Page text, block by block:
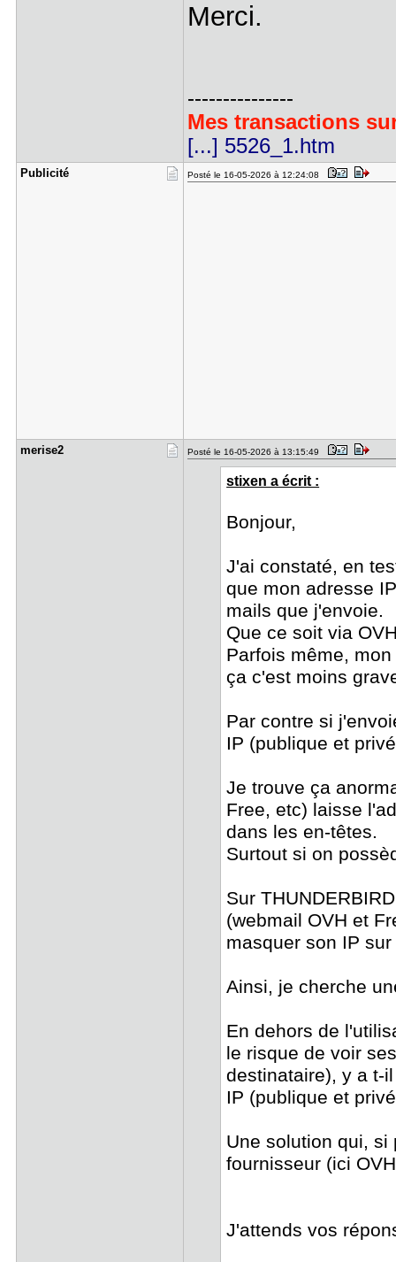
Merci.
---------------
Mes transactions
[...] 5526_1.htm
Publicité Posté le 16-05-2026 à 12:24:08
merise2 Posté le 16-05-2026 à 13:15:49
stixen a écrit :
Bonjour,
J'ai constaté, en
que mon adresse
mails que j'envoie.
Que ce soit via
Parfois même,
ça c'est moins
Par contre si
IP (publique et
Je trouve ça
Free, etc) laisse
dans les en-têtes.
Surtout si on
Sur
(webmail OVH et
masquer son IP
Ainsi, je cherche
En dehors de
le risque de voir
destinataire), y a t-
IP (publique et
Une solution qui,
fournisseur (ici
J'attends vos